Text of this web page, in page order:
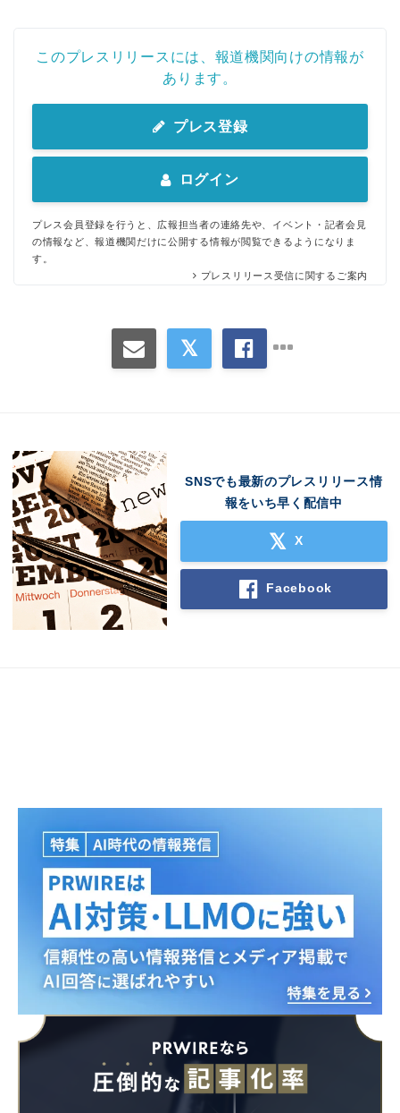
このプレスリリースには、報道機関向けの情報が
あります。
プレス登録
ログイン
プレス会員登録を行うと、広報担当者の連絡先や、イベント・記者会見
の情報など、報道機関だけに公開する情報が閲覧できるようになりま
す。
プレスリリース受信に関するご案内
SNSでも最新のプレスリリース情
報をいち早く配信中
X
Facebook